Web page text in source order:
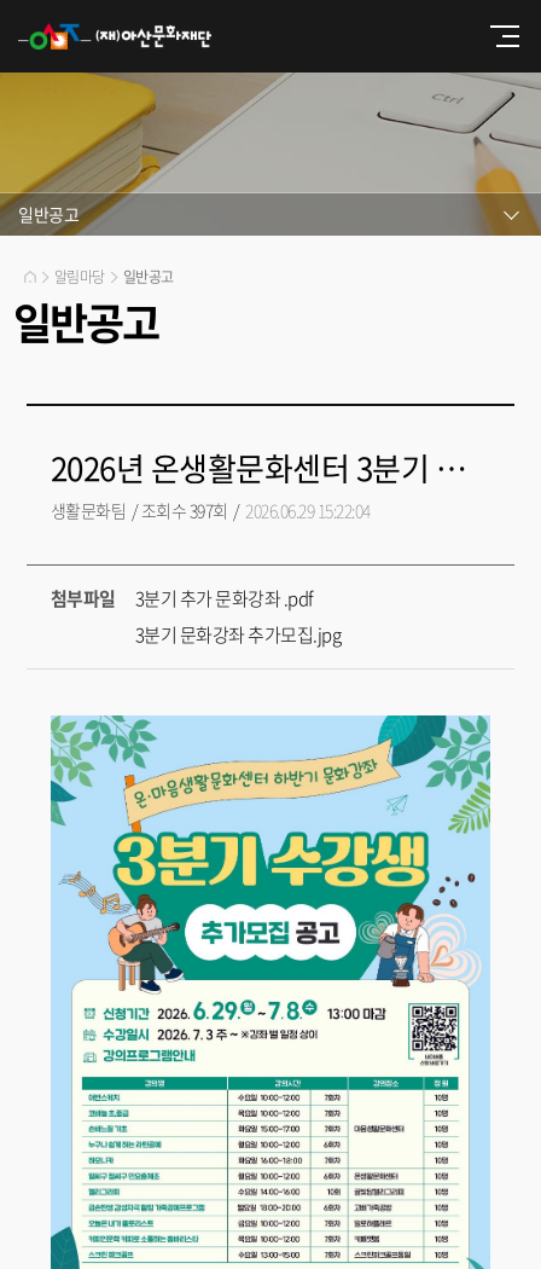
일반공고
알림마당 일반공고
일반공고
2026년 온생활문화센터 3분기 문화강좌 수강생 추가 모집
생활문화팀 /조회수 397회 / 2026.06.29 15:22:04
첨부파일
3분기 추가 문화강좌 .pdf
3분기 문화강좌 추가모집.jpg